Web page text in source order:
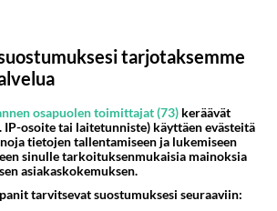
paneelien suunnasta,
jne... Jos on
niin voisi tulla jopa
tarjotaksemme
osapuolen toimittajat (73) keräävät
osoite tai laitetunniste) käyttäen evästeitä
tietojen tallentamiseen ja lukemiseen
sinulle tarkoituksenmukaisia mainoksia
asiakaskokemuksen.
tarvitsevat suostumuksesi seuraaviin: